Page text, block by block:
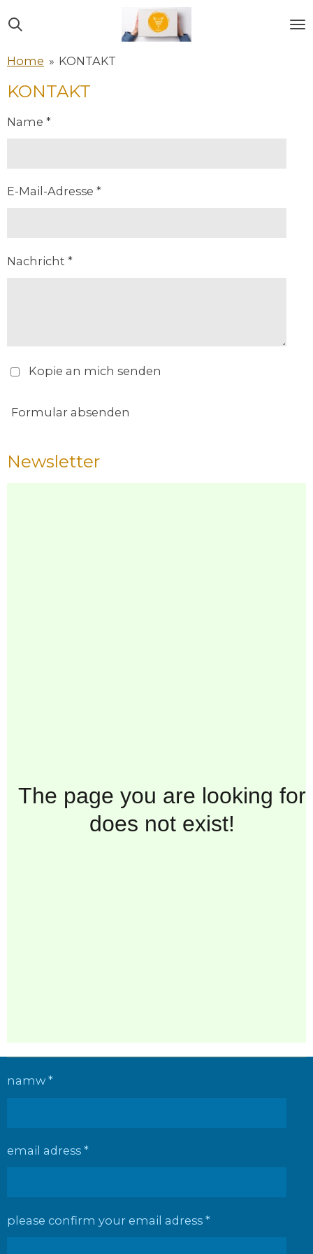
Zum
Hauptinhalt
Home » KONTAKT
KONTAKT
Name *
E-Mail-Adresse *
Nachricht *
Kopie an mich senden
Formular absenden
Newsletter
namw *
email adress *
please confirm your email adress *